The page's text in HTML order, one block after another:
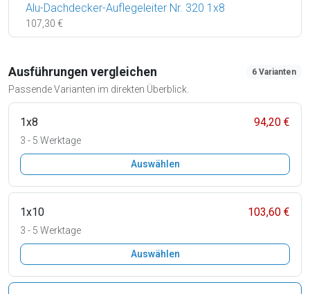
Alu-Dachdecker-Auflegeleiter Nr. 320 1x8
107,30 €
Ausführungen vergleichen
Passende Varianten im direkten Überblick.
6 Varianten
1x8 94,20 €
3 - 5 Werktage
Auswählen
1x10 103,60 €
3 - 5 Werktage
Auswählen